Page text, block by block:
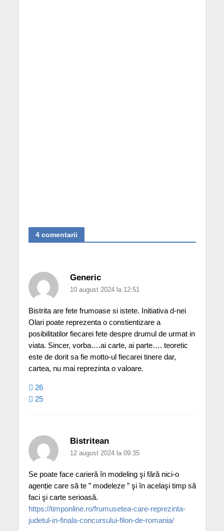
4 comentarii
Generic
10 august 2024 la 12:51
Bistrita are fete frumoase si istete. Initiativa d-nei
Olari poate reprezenta o constientizare a
posibilitatilor fiecarei fete despre drumul de urmat in
viata. Sincer, vorba….ai carte, ai parte…. teoretic
este de dorit sa fie motto-ul fiecarei tinere dar,
cartea, nu mai reprezinta o valoare.
26
25
Bistritean
12 august 2024 la 09:35
Se poate face carieră în modeling şi fără nici-o
agenție care să te ” modeleze ” şi în acelaşi timp să
faci şi carte serioasă.
https://timponline.ro/frumusetea-care-reprezinta-
judetul-in-finala-concursului-filon-de-romania/